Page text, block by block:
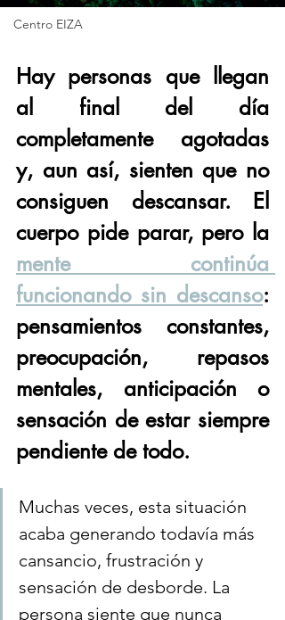
Centro EIZA
Hay personas que llegan
al final del día
completamente agotadas
y, aun así, sienten que no
consiguen descansar. El
mente continúa
funcionando sin descanso:
pensamientos constantes,
preocupación, repasos
mentales, anticipación o
sensación de estar siempre
pendiente de todo.
Muchas veces, esta situación
acaba generando todavía más
cansancio, frustración y
sensación de desborde. La
persona siente que nunca